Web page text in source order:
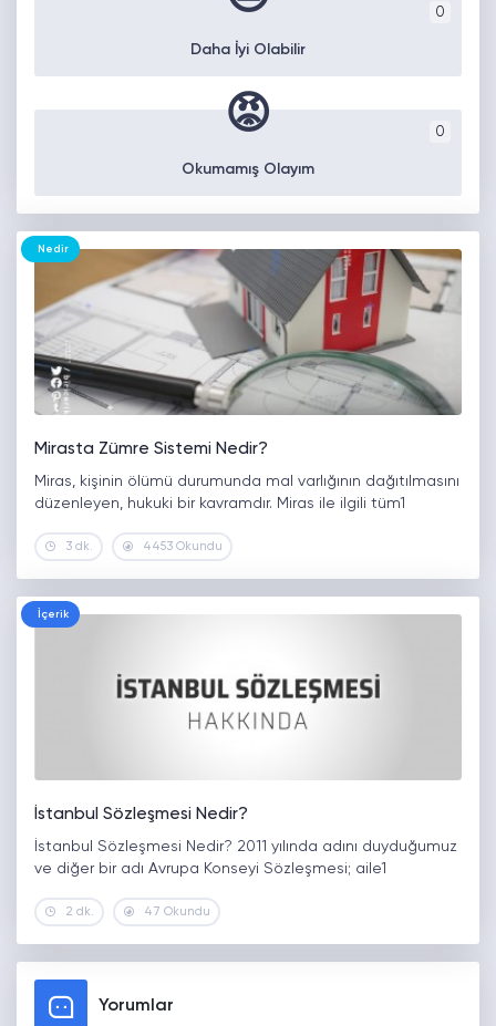
0
Daha İyi Olabilir
0
😡
Okumamış Olayım
Nedir
Mirasta Zümre Sistemi Nedir?
Miras, kişinin ölümü durumunda mal varlığının dağıtılmasını
düzenleyen, hukuki bir kavramdır. Miras ile ilgili tüm1
3 dk. 4453 Okundu
İçerik
İstanbul Sözleşmesi Nedir?
İstanbul Sözleşmesi Nedir? 2011 yılında adını duyduğumuz
ve diğer bir adı Avrupa Konseyi Sözleşmesi; aile1
2 dk. 47 Okundu
Yorumlar